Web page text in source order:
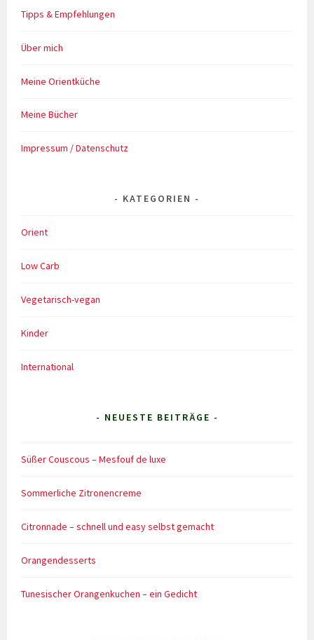
Tipps & Empfehlungen
Über mich
Meine Orientküche
Meine Bücher
Impressum / Datenschutz
KATEGORIEN
Orient
Low Carb
Vegetarisch-vegan
Kinder
International
- NEUESTE BEITRÄGE -
Süßer Couscous – Mesfouf de luxe
Sommerliche Zitronencreme
Citronnade – schnell und easy selbst gemacht
Orangendesserts
Tunesischer Orangenkuchen – ein Gedicht